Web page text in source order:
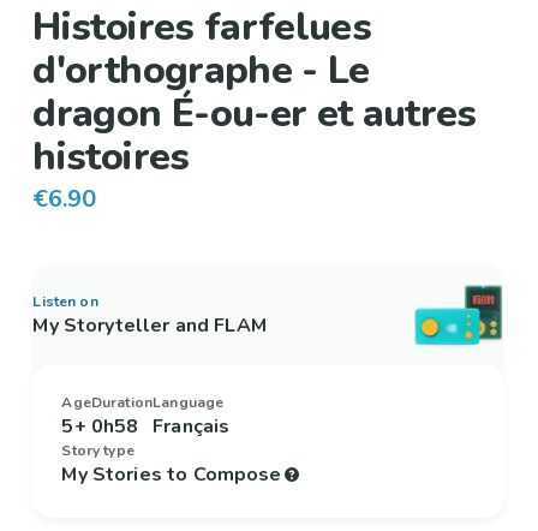
Histoires farfelues
d'orthographe - Le
dragon É-ou-er et autres
histoires
€6.90
Listen on
My Storyteller and FLAM
Age
5+
Duration
0h58
Language
Français
Story type
My Stories to Compose